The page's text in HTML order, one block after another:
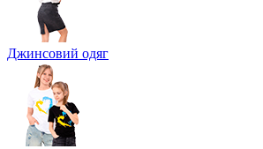
Джинсовий одяг